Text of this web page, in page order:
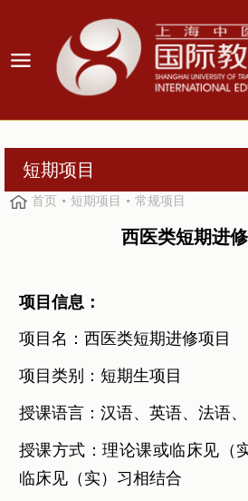
短期项目
首页 短期项目 常规项目
西医类短期进
项目信息：
项目名：西医类短期进修项目
项目类别：短期生项目
授课语言：汉语、英语、法语
授课方式：理论课或临床见（
临床见（实）习相结合